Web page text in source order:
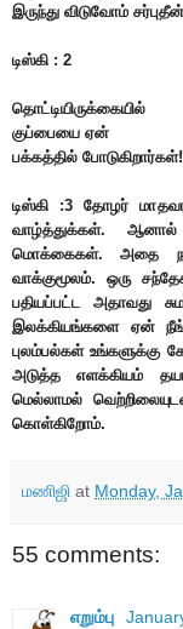
இருந்து விடுவோம்
டிஸ்கி : 2
தொட்டியிருக்கையில்
குப்பையை ஏன்
பக்கத்தில்
டிஸ்கி :3 தோழர்
வாழ்த்துக்கள்.
மொக்கைகள். அதை
வாக்குமூலம். ஒரு
பதியப்பட்ட அதாவது
இலக்கியங்களை ஏன்
புலம்பல்கள் உங்களுக்கு
அடுத்த எளக்கியம்
மெல்லாமல்
கொள்கிறோம்.
மணிஜி at Monday,
55 comments:
எறும்பு